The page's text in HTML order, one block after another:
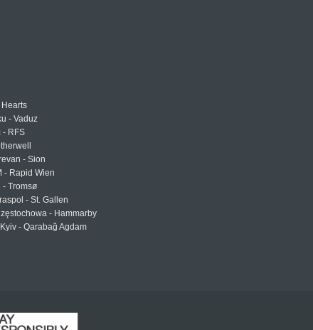
Hearts
- Vaduz
- RFS
- Sion
- Rapid Wien
- Tromsø
- St. Gallen
- Hammarby
- Qarabağ Agdam